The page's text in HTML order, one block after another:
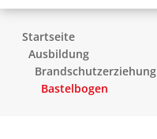
Startseite
Ausbildung
Brandschutzerziehung
Bastelbogen